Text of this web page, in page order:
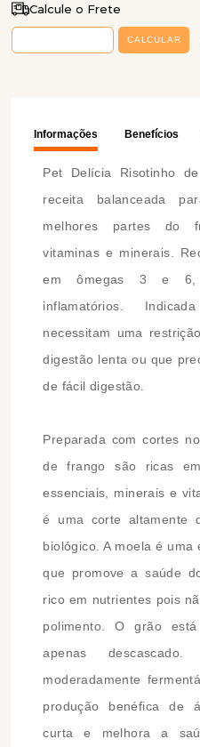
Calcule o Frete
Informações Benefícios
Pet Delícia Risotinho
receita balanceada
melhores partes do
vitaminas e minerais.
em ômegas 3 e 6,
inflamatórios.
necessitam uma
digestão lenta ou que
de fácil digestão.
Preparada com cortes
de frango são ricas
essenciais, minerais e
é uma corte altamente
biológico. A moela é
que promove a saúde
rico em nutrientes pois
polimento. O grão
apenas
moderadamente
produção benéfica de
curta e melhora a